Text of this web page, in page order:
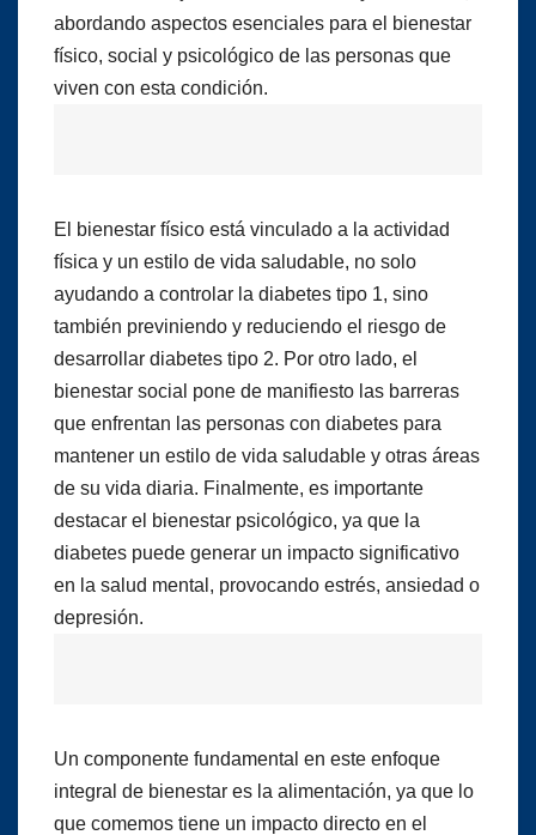
abordando aspectos esenciales para el bienestar
físico, social y psicológico de las personas que
viven con esta condición.
El bienestar físico está vinculado a la actividad
física y un estilo de vida saludable, no solo
ayudando a controlar la diabetes tipo 1, sino
también previniendo y reduciendo el riesgo de
desarrollar diabetes tipo 2. Por otro lado, el
bienestar social pone de manifiesto las barreras
que enfrentan las personas con diabetes para
mantener un estilo de vida saludable y otras áreas
de su vida diaria. Finalmente, es importante
destacar el bienestar psicológico, ya que la
diabetes puede generar un impacto significativo
en la salud mental, provocando estrés, ansiedad o
depresión.
Un componente fundamental en este enfoque
integral de bienestar es la alimentación, ya que lo
que comemos tiene un impacto directo en el